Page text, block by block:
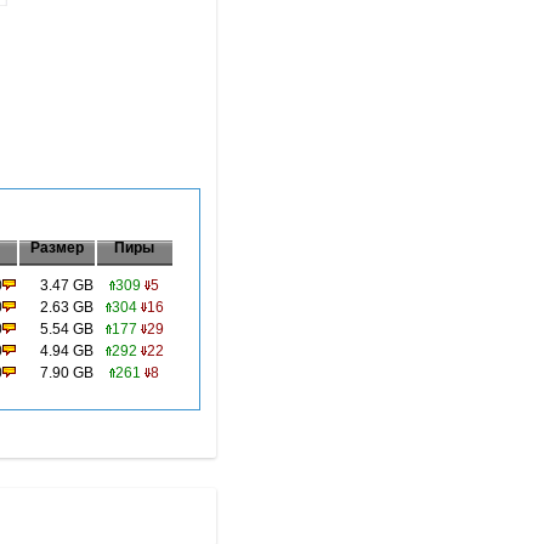
Размер Пиры
3.47 GB 309 5
2.63 GB 304 16
5.54 GB 177
29
4.94 GB 292
22
7.90 GB 261 8